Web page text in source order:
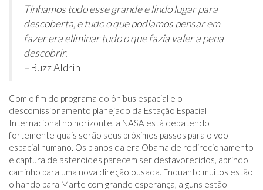
Tínhamos todo esse grande e lindo lugar para
descoberta, e tudo o que podíamos pensar em
fazer era eliminar tudo o que fazia valer a pena
descobrir.
–Buzz Aldrin
Com o fim do programa do ônibus espacial e o
descomissionamento planejado da Estação Espacial
Internacional no horizonte, a NASA está debatendo
fortemente quais serão seus próximos passos para o voo
espacial humano. Os planos da era Obama de redirecionamento
e captura de asteroides parecem ser desfavorecidos, abrindo
caminho para uma nova direção ousada. Enquanto muitos estão
olhando para Marte com grande esperança, alguns estão